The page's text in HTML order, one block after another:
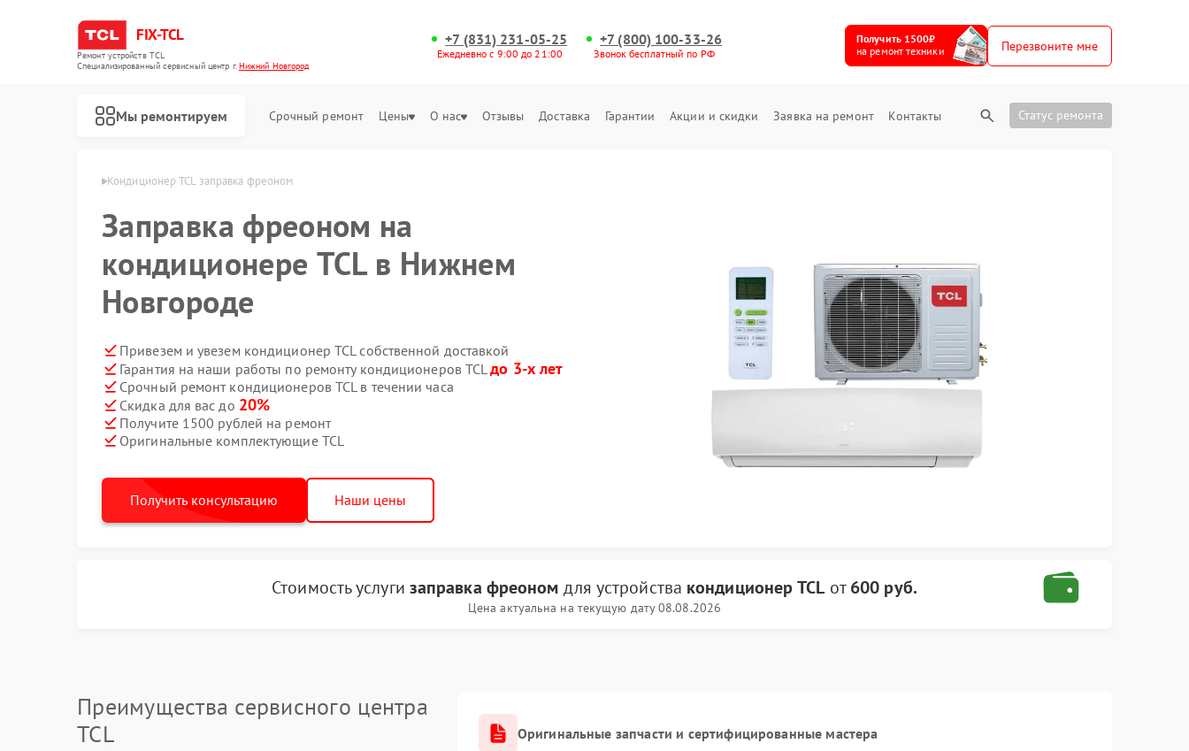
FIX-TCL
Ремонт устройств TCL
Специализированный cервисный центр г.Нижний Новгород
+7 (831) 231-05-25
Ежедневно с 9:00 до 21:00
+7 (800) 100-33-26
Звонок бесплатный по РФ
Получить 1500₽
на ремонт техники
Перезвоните мне
Мы ремонтируем Срочный ремонт Цены О нас Отзывы Доставка Гарантии Акции и скидки Заявка на ремонт Контакты Статус ремонта
Нижнем Новгороде Кондиционер TCL заправка фреоном
Заправка фреоном на
кондиционере TCL в Нижнем
Новгороде
Привезем и увезем кондиционер TCL собственной доставкой
Гарантия на наши работы по ремонту кондиционеров TCLдо 3-х лет
Срочный ремонт кондиционеров TCL в течении часа
Скидка для вас до 20%
Получите 1500 рублей на ремонт
Оригинальные комплектующие TCL
Получить консультацию Наши цены
Стоимость услуги заправка фреоном для устройства кондиционер TCL от600 руб.
Цена актуальна на текущую дату 08.08.2026
Преимущества сервисного центра
TCL
Оригинальные запчасти и сертифицированные мастера